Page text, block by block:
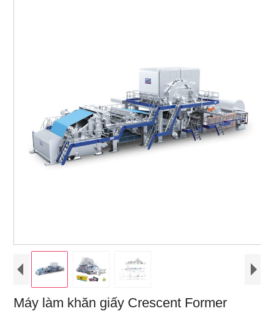
Máy làm khăn giấy Crescent Former